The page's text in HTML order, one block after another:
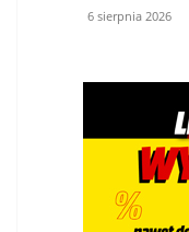
6 sierpnia 2026